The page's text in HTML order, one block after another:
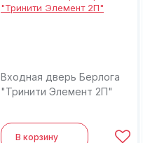
Входная дверь Берлога
"Тринити Элемент 2П"
В корзину